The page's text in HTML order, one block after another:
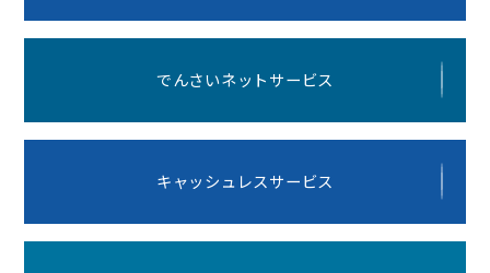
でんさいネットサービス
キャッシュレスサービス